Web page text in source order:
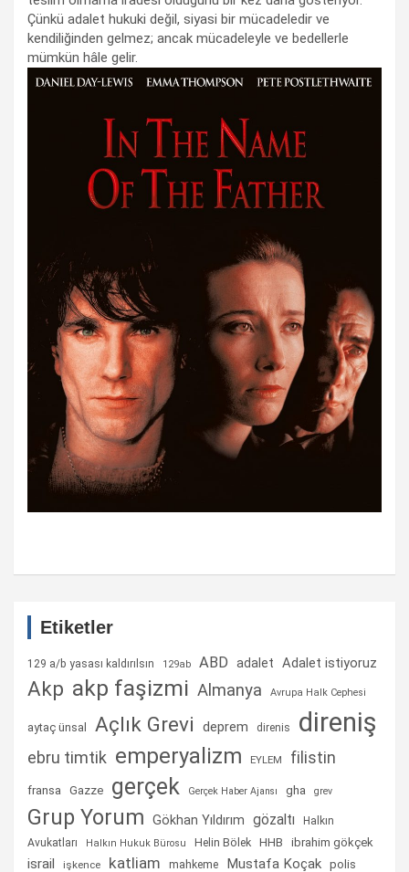
Çünkü adalet hukuki değil, siyasi bir mücadeledir ve
kendiliğinden gelmez; ancak mücadeleyle ve bedellerle
mümkün hâle gelir.
Etiketler
129 a/b yasası kaldırılsın 129ab ABD adalet Adalet istiyoruz
Akp akp faşizmi Almanya Avrupa Halk Cephesi
aytaç ünsal Açlık Grevi deprem direnis direniş
ebru timtik emperyalizm EYLEM filistin
fransa Gazze gerçek Gerçek Haber Ajansı gha grev
Grup Yorum Gökhan Yıldırım gözaltı
Halkın
Avukatları
Halkın Hukuk Bürosu Helin Bölek HHB ibrahim gökçek
israil işkence katliam mahkeme Mustafa Koçak polis